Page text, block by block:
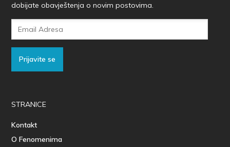
dobijate obavještenja o novim postovima.
Prijavite se
STRANICE
Kontakt
O Fenomenima